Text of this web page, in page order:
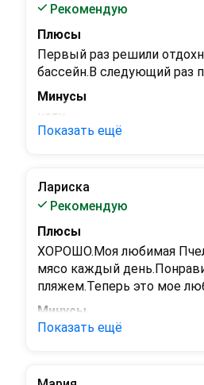
Рекомендую
Плюсы
Первый раз решили
бассейн.В следующий раз
Минусы
нету
Показать ещё
Лариска
Рекомендую
Плюсы
ХОРОШО.Моя любимая
мясо каждый
пляжем.Теперь это мое
Минусы
нет
Показать ещё